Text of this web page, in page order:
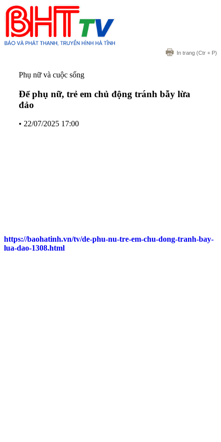
In trang (Ctr + P)
Phụ nữ và cuộc sống
Để phụ nữ, trẻ em chủ động tránh bẫy lừa
đảo
• 22/07/2025 17:00
https://baohatinh.vn/tv/de-phu-nu-tre-em-chu-dong-tranh-bay-
lua-dao-1308.html